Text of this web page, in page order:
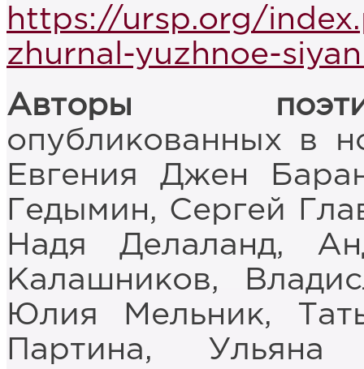
https://ursp.org/
zhurnal-yuzhnoe-
Авторы
опубликованных в
Евгения Джен
Гедымин, Сергей
Надя Делаланд,
Калашников,
Юлия Мельник,
Партина,